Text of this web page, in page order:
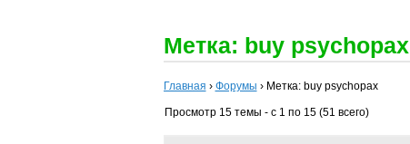
Метка: buy psychopax
Главная › Форумы › Метка: buy psychopax
Просмотр 15 темы - с 1 по 15 (51 всего)